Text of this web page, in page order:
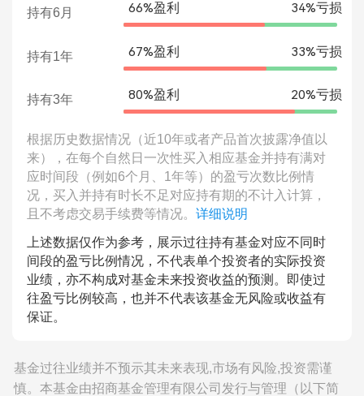
持有6月 66%盈利 34%亏损
持有1年 67%盈利 33%亏损
持有3年 80%盈利 20%亏损
根据历史数据情况（近10年或者产品首次披露净值以
来），在每个自然日一次性买入相应基金并持有满对
应时间段（例如6个月、1年等）的盈亏次数比例情
况，买入并持有时长不足对应持有期的不计入计算，
且不考虑交易手续费等情况。 详细说明
上述数据仅作为参考，展示过往持有基金对应不同时
间段的盈亏比例情况，不代表单个投资者的实际投资
业绩，亦不构成对基金未来投资收益的预测。即使过
往盈亏比例较高，也并不代表该基金无风险或收益有
保证。
基金过往业绩并不预示其未来表现,市场有风险,投资需谨
慎。本基金由招商基金管理有限公司发行与管理（以下简